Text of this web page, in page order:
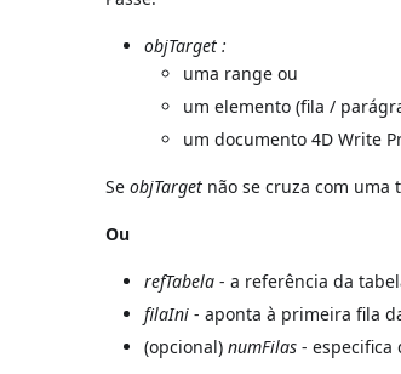
objTarget :
uma range ou
um elemento (fila /
um documento 4D Write
SeobjTarget não se cruza com uma
Ou
refTabela - a referência da
filaIni - aponta à primeira fila
(opcional)numFilas - especifica